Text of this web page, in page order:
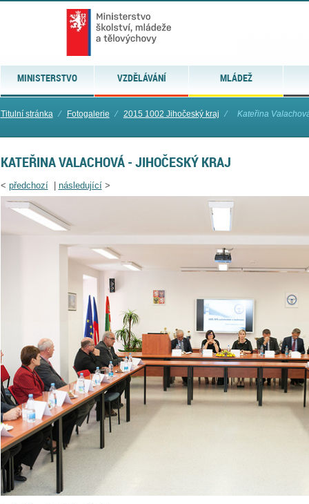
MINISTERSTVO VZDĚLÁVÁNÍ MLÁDEŽ
Titulní stránka ⁄ Fotogalerie ⁄ 2015 1002 Jihočeský kraj ⁄ Kateřina
KATEŘINA VALACHOVÁ - JIHOČESKÝ KRAJ
< předchozí| následující>